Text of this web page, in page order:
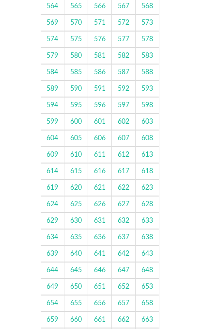
564 565 566 567 568
569 570 571 572 573
574 575 576 577 578
579 580 581 582 583
584 585 586 587 588
589 590 591 592 593
594 595 596 597 598
599 600 601 602 603
604 605 606 607 608
609 610 611 612 613
614 615 616 617 618
619 620 621 622 623
624 625 626 627 628
629 630 631 632 633
634 635 636 637 638
639 640 641 642 643
644 645 646 647 648
649 650 651 652 653
654 655 656 657 658
659 660 661 662 663